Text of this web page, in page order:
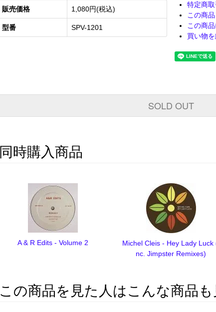
販売価格 1,080円(税込)
型番 SPV-1201
特定商取
この商
この商
買い物
SOLD OUT
同時購入商品
A & R Edits - Volume 2
Michel Cleis - Hey Lady Luck
nc. Jimpster Remixes)
この商品を見た人はこんな商品